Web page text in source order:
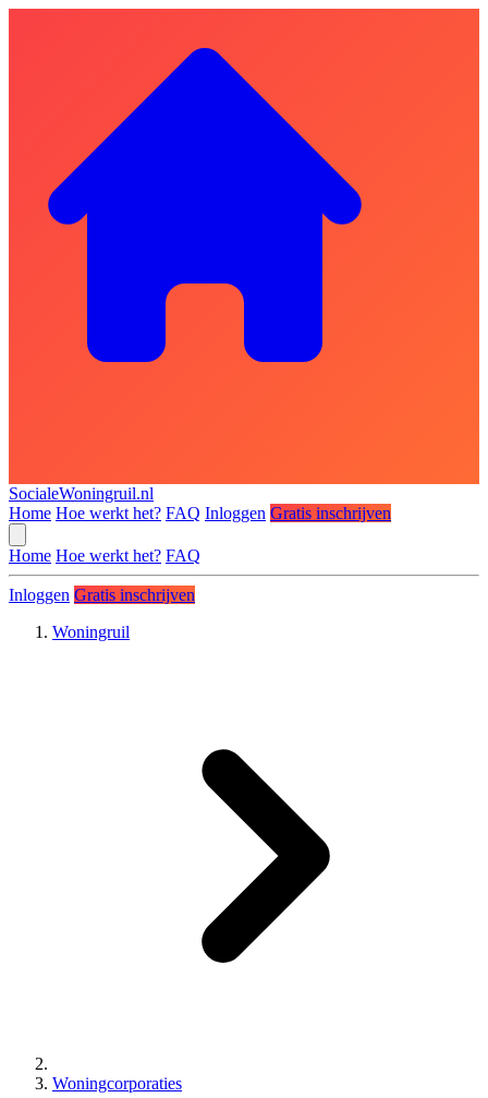
SocialeWoningruil.nl
Home Hoe werkt het? FAQ Inloggen Gratis inschrijven
Home Hoe werkt het? FAQ
Inloggen Gratis inschrijven
Woningruil
Woningcorporaties